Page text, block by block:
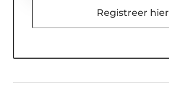
Registreer hier